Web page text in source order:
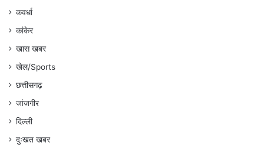
कवर्धा
कांकेर
खास खबर
खेल/Sports
छत्तीसगढ़
जांजगीर
दिल्ली
दुःखत खबर